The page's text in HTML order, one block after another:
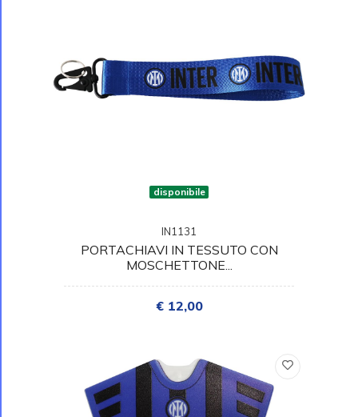
disponibile
IN1131
PORTACHIAVI IN TESSUTO CON
MOSCHETTONE...
€ 12,00